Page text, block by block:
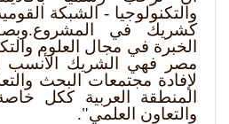
والتكنولوجيا - الشبكة
كشريك في
الخبرة في مجال العلوم
مصر فهي الشريك الأنسب
لإفادة مجتمعات البحث
المنطقة العربية ككل
والتعاون العلمي".